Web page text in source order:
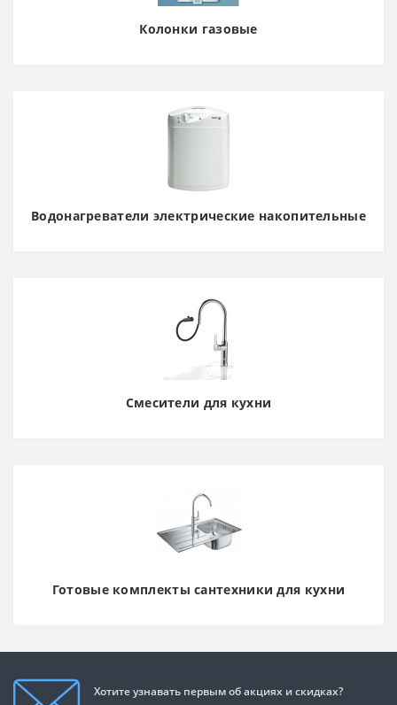
Колонки газовые
Водонагреватели электрические накопительные
Смесители для кухни
Готовые комплекты сантехники для кухни
Хотите узнавать первым об акциях и скидках?